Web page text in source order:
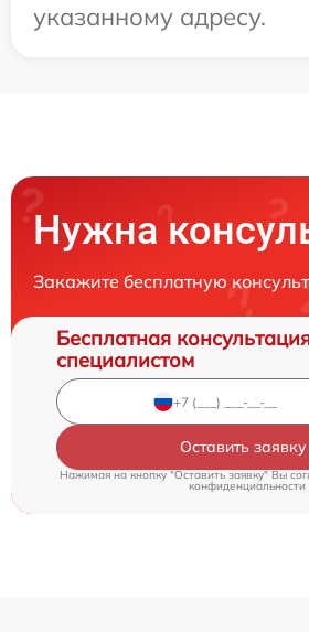
указанному адресу.
Нужна
Закажите бесплатную
Бесплатная
специалистом
Оставить заявку
Нажимая на кнопку "Оставить заявку" Вы
конфиденциальности